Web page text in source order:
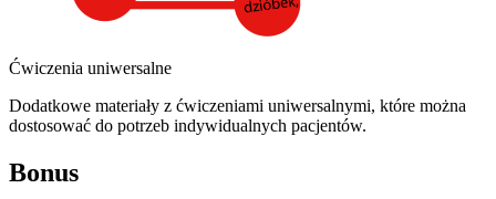
Ćwiczenia uniwersalne
Dodatkowe materiały z ćwiczeniami uniwersalnymi, które można
dostosować do potrzeb indywidualnych pacjentów.
Bonus